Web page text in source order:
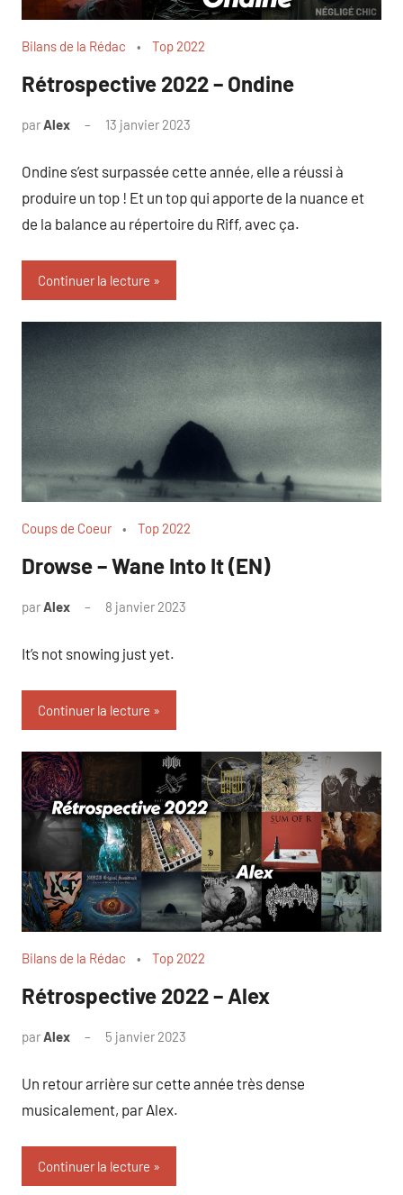
Bilans de la Rédac Top 2022
Rétrospective 2022 – Ondine
parAlex 13 janvier 2023
Ondine s’est surpassée cette année, elle a réussi à
produire un top ! Et un top qui apporte de la nuance et
de la balance au répertoire du Riff, avec ça.
Continuer la lecture
Coups de Coeur Top 2022
Drowse – Wane Into It (EN)
parAlex 8 janvier 2023
It’s not snowing just yet.
Continuer la lecture
Bilans de la Rédac Top 2022
Rétrospective 2022 – Alex
parAlex 5 janvier 2023
Un retour arrière sur cette année très dense
musicalement, par Alex.
Continuer la lecture